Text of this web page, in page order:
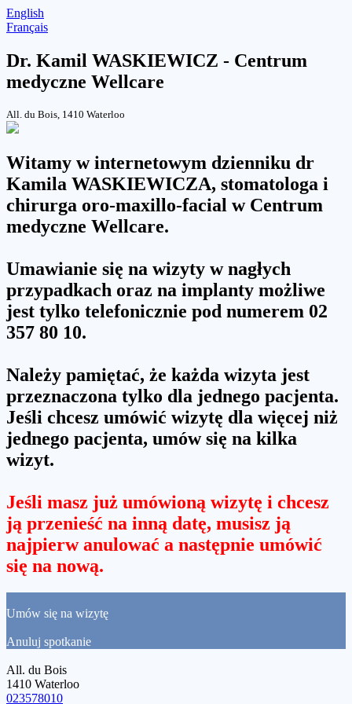
English
Français
Dr. Kamil WASKIEWICZ - Centrum
medyczne Wellcare
All. du Bois, 1410 Waterloo
Witamy w internetowym dzienniku dr
Kamila WASKIEWICZA, stomatologa i
chirurga oro-maxillo-facial w Centrum
medyczne Wellcare.
Umawianie się na wizyty w nagłych
przypadkach oraz na implanty możliwe
jest tylko telefonicznie pod numerem 02
357 80 10.
Należy pamiętać, że każda wizyta jest
przeznaczona tylko dla jednego pacjenta.
Jeśli chcesz umówić wizytę dla więcej niż
jednego pacjenta, umów się na kilka
wizyt.
Jeśli masz już umówioną wizytę i chcesz
ją przenieść na inną datę, musisz ją
najpierw anulować a następnie umówić
się na nową.
Umów się na wizytę
Anuluj spotkanie
All. du Bois
1410 Waterloo
023578010